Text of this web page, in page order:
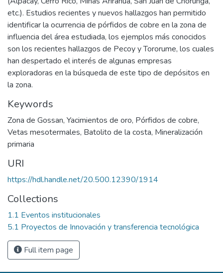
etc.). Estudios recientes y nuevos hallazgos han permitido
identificar la ocurrencia de pórfidos de cobre en la zona de
influencia del área estudiada, los ejemplos más conocidos
son los recientes hallazgos de Pecoy y Tororume, los cuales
han despertado el interés de algunas empresas
exploradoras en la búsqueda de este tipo de depósitos en
la zona.
Keywords
Zona de Gossan, Yacimientos de oro, Pórfidos de cobre,
Vetas mesotermales, Batolito de la costa, Mineralización
primaria
URI
https://hdl.handle.net/20.500.12390/1914
Collections
1.1 Eventos institucionales
5.1 Proyectos de Innovación y transferencia tecnológica
Full item page